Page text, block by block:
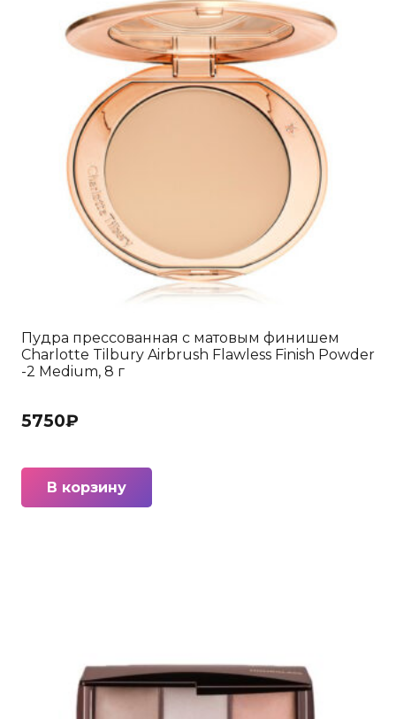
Пудра прессованная с матовым финишем
Charlotte Tilbury Airbrush Flawless Finish Powder
-2 Medium, 8 г
5750₽
В корзину